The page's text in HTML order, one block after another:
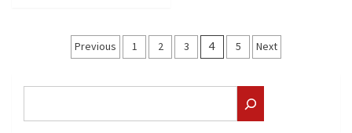
Posts
Previous 1 2 3 4 5 Next